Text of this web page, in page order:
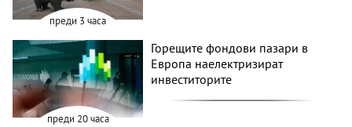
преди 3 часа
преди 20 часа
Горещите фондови пазари в
Европа наелектризират
инвеститорите